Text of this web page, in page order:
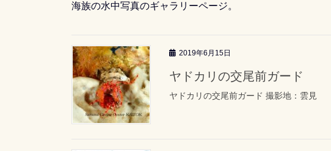
海族の水中写真のギャラリーページ。
2019年6月15日
ヤドカリの交尾前ガード
ヤドカリの交尾前ガード 撮影地：雲見